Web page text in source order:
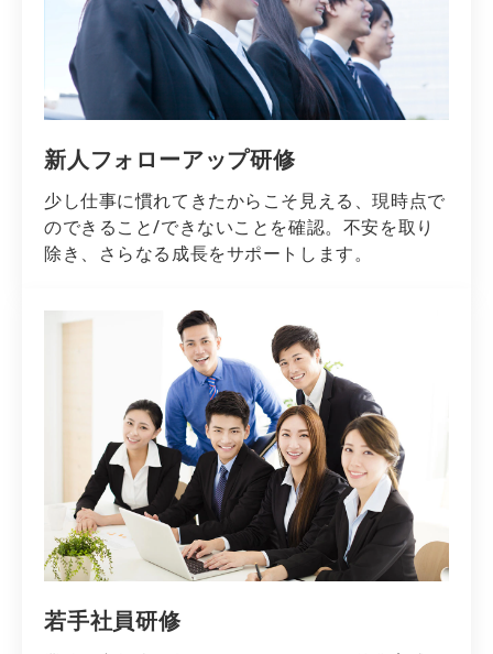
新人フォローアップ研修
少し仕事に慣れてきたからこそ見える、現時点で
のできること/できないことを確認。不安を取り
除き、さらなる成長をサポートします。
若手社員研修